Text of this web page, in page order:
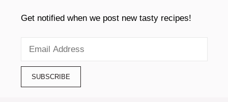
Get notified when we post new tasty recipes!